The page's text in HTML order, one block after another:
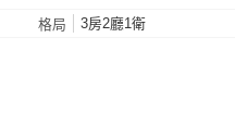
格局 3房2廳1衛